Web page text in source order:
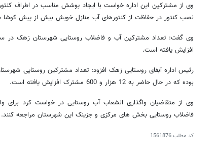
وی از مشترکین این اداره خواست با ایجاد پوشش مناسب در اطراف
نصب کنتور در حفاظت از کنتورهای آب منازل خویش بیش از پیش کوشا
افزایش یافته است.
بوده که در حال حاضر به 12 هزار و 600 مشترک افزایش یافته است.
وی از متقاضیان واگذاری انشعاب آب روستایی در خواست کرد برای
فاضلاب روستایی بخش‌ های مرکزی و جزینک این شهرستان مراجعه کنند.
کد مطلب1561876